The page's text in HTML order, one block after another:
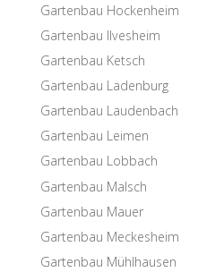
Garten­bau Hockenheim
Garten­bau Ilvesheim
Garten­bau Ketsch
Garten­bau Ladenburg
Garten­bau Laudenbach
Garten­bau Leimen
Garten­bau Lobbach
Garten­bau Malsch
Garten­bau Mauer
Garten­bau Meckesheim
Garten­bau Mühlhausen